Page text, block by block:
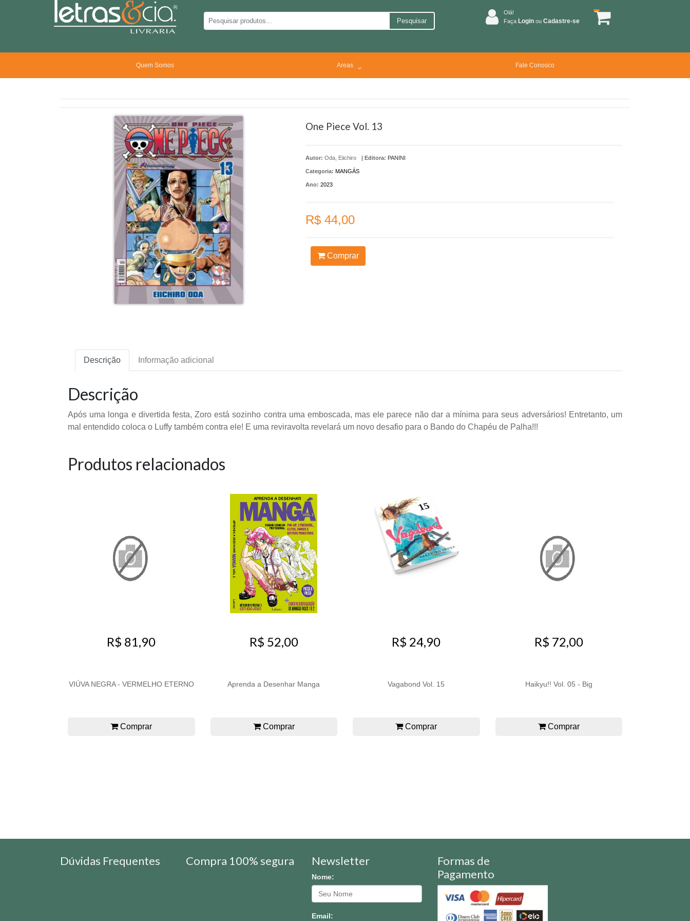
Pesquisar
Olá!
Faça Login ou Cadastre-se
Quem Somos Areas Fale Conosco
One Piece Vol. 13
Autor: Oda, Eiichiro | Editora: PANINI
Categoria: MANGÁS
Ano: 2023
R$ 44,00
Comprar
Descrição Informação adicional
Descrição
Após uma longa e divertida festa, Zoro está sozinho contra uma emboscada, mas ele parece não dar a mínima para seus adversários! Entretanto, um
mal entendido coloca o Luffy também contra ele! E uma reviravolta revelará um novo desafio para o Bando do Chapéu de Palha!!!
Produtos relacionados
R$ 81,90
VIÚVA NEGRA - VERMELHO ETERNO
Comprar
R$ 52,00
Aprenda a Desenhar Manga
Comprar
R$ 24,90
Vagabond Vol. 15
Comprar
R$ 72,00
Haikyu!! Vol. 05 - Big
Comprar
Dúvidas Frequentes Compra 100% segura Newsletter
Nome:
Email:
Formas de
Pagamento